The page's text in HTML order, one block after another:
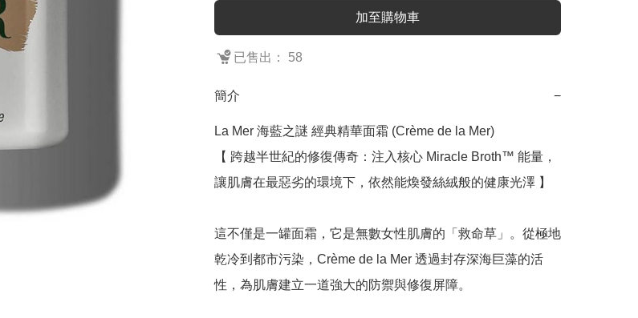
加至購物車
已售出： 58
簡介 −
La Mer 海藍之謎 經典精華面霜 (Crème de la Mer)
【 跨越半世紀的修復傳奇：注入核心 Miracle Broth™ 能量，
讓肌膚在最惡劣的環境下，依然能煥發絲絨般的健康光澤 】
這不僅是一罐面霜，它是無數女性肌膚的「救命草」。從極地
乾冷到都市污染，Crème de la Mer 透過封存深海巨藻的活
性，為肌膚建立一道強大的防禦與修復屏障。